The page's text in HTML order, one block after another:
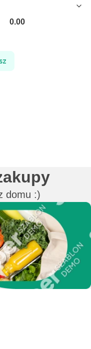
0.00
domu :)